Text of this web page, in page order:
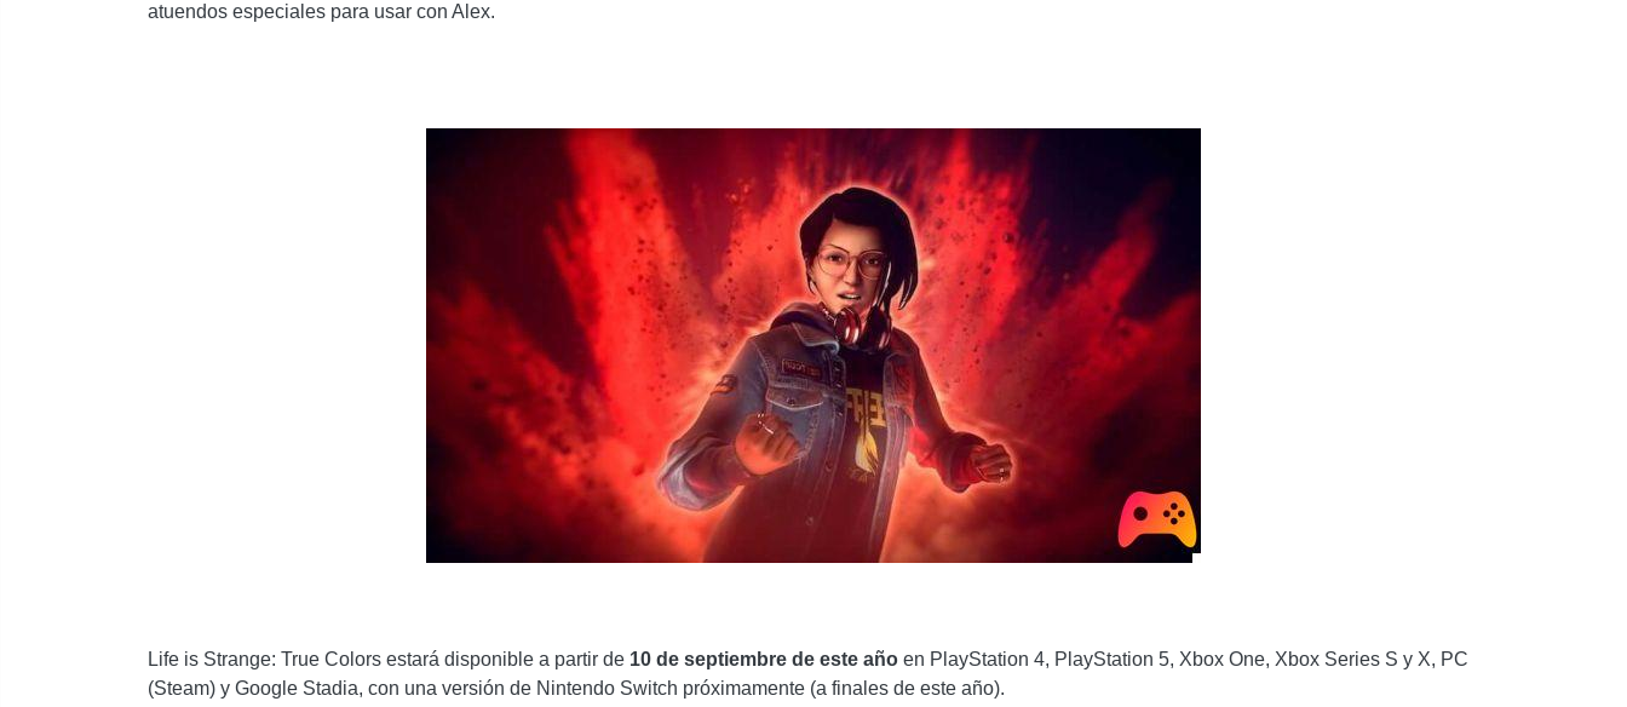
atuendos especiales para usar con Alex.
Life is Strange: True Colors estará disponible a partir de 10 de septiembre de este año en PlayStation 4, PlayStation 5, Xbox One, Xbox Series S y X, PC
(Steam) y Google Stadia, con una versión de Nintendo Switch próximamente (a finales de este año).